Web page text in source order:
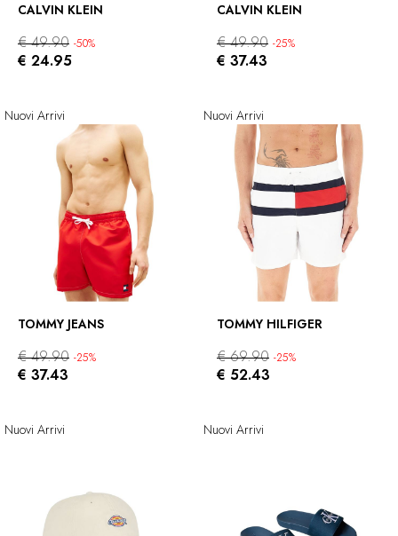
CALVIN KLEIN
€ 49.90 -50%
€ 24.95
CALVIN KLEIN
€ 49.90 -25%
€ 37.43
Nuovi Arrivi
TOMMY JEANS
€ 49.90 -25%
€ 37.43
Nuovi Arrivi
TOMMY HILFIGER
€ 69.90 -25%
€ 52.43
Nuovi Arrivi Nuovi Arrivi